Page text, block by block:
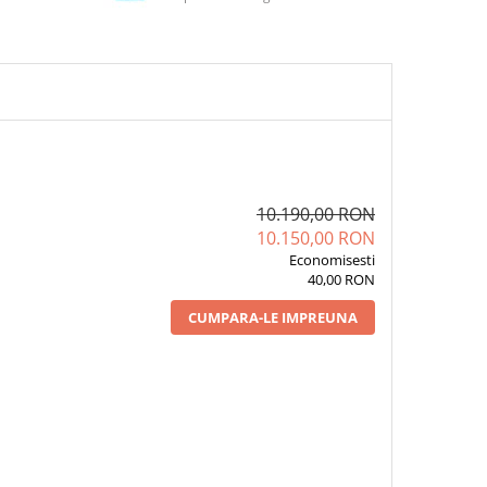
10.190,00 RON
10.150,00 RON
Economisesti
40,00 RON
CUMPARA-LE IMPREUNA